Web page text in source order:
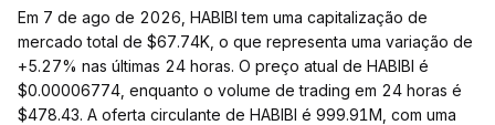
Em 7 de ago de 2026, HABIBI tem uma capitalização de
mercado total de $67.74K, o que representa uma variação de
+5.27% nas últimas 24 horas. O preço atual de HABIBI é
$0.00006774, enquanto o volume de trading em 24 horas é
$478.43. A oferta circulante de HABIBI é 999.91M, com uma